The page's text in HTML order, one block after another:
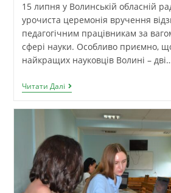
15 липня у Волинській обласній
урочиста церемонія вручення
педагогічним працівникам за
сфері науки. Особливо приємно,
найкращих науковців Волині –
Читати Далі